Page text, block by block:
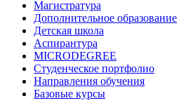
Магистратура
Дополнительное образование
Детская школа
Аспирантура
MICRODEGREE
Студенческое портфолио
Направления обучения
Базовые курсы